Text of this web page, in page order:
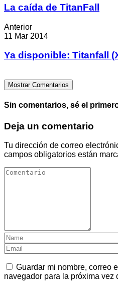
La caída de TitanFall
Anterior
11 Mar 2014
Ya disponible: Titanfall
Mostrar Comentarios
Sin comentarios, sé el
Deja un comentario
Tu dirección de correo
campos obligatorios están
Guardar mi nombre, correo
navegador para la próxima vez